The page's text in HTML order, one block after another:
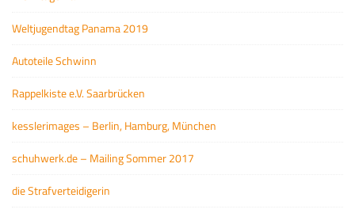
Weltjugendtag Panama 2019
Autoteile Schwinn
Rappelkiste e.V. Saarbrücken
kesslerimages – Berlin, Hamburg, München
schuhwerk.de – Mailing Sommer 2017
die Strafverteidigerin